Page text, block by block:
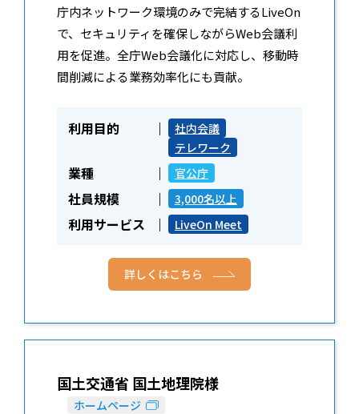
庁内ネットワーク環境のみで完結するLiveOn
で、セキュリティを確保しながらWeb会議利
用を促進。全庁Web会議化に対応し、移動時
間削減による業務効率化にも貢献。
利用目的
社内会議
テレワーク
業種 官公庁
社員規模 3,000名以上
利用サービス LiveOn Meet
詳しくはこちら
国土交通省 国土地理院様
ホームページ